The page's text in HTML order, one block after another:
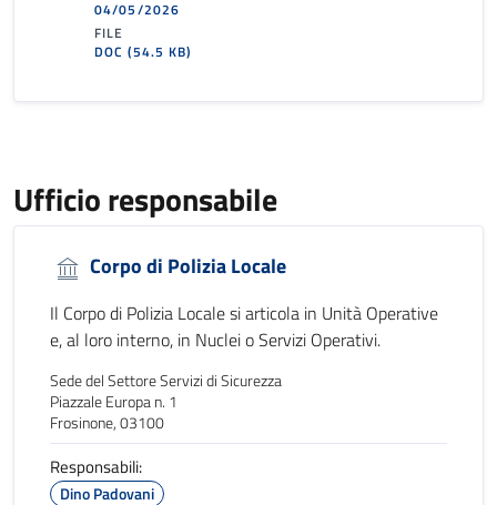
04/05/2026
FILE
DOC(54.5 KB)
Ufficio responsabile
Corpo di Polizia Locale
Il Corpo di Polizia Locale si articola in Unità Operative
e, al loro interno, in Nuclei o Servizi Operativi.
Sede del Settore Servizi di Sicurezza
Piazzale Europa n. 1
Frosinone, 03100
Responsabili:
Dino Padovani